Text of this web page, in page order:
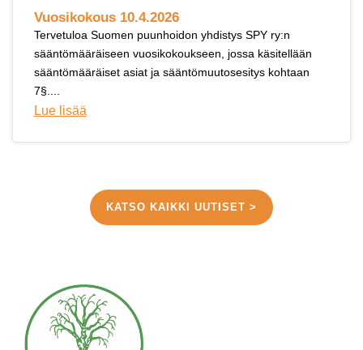
Vuosikokous 10.4.2026
Tervetuloa Suomen puunhoidon yhdistys SPY ry:n
sääntömääräiseen vuosikokoukseen, jossa käsitellään
sääntömääräiset asiat ja sääntömuutosesitys kohtaan
7§....
Lue lisää
KATSO KAIKKI UUTISET >